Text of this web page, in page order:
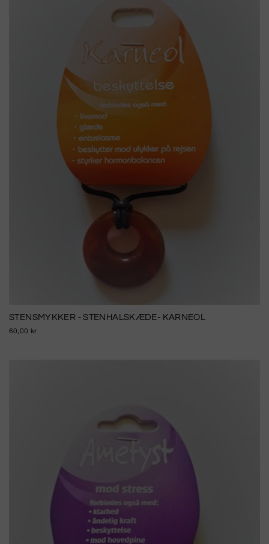
STENSMYKKER - STENHALSKÆDE- KARNEOL
60,00 kr